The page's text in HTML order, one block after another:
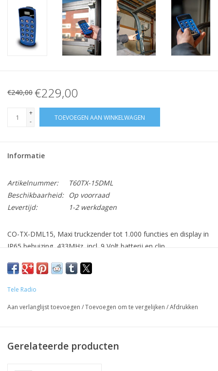
€240,00 €229,00
+
-
TOEVOEGEN AAN WINKELWAGEN
Informatie
Artikelnummer:
T60TX-15DML
Beschikbaarheid:
Op voorraad
Levertijd:
1-2 werkdagen
CO-TX-DML15, Maxi truckzender tot 1.000 functies en display in
IP65 behuizing, 433MHz, incl. 9 Volt batterij en clip
Tele Radio
Aan verlanglijst toevoegen /Toevoegen om te vergelijken /Afdrukken
Gerelateerde producten